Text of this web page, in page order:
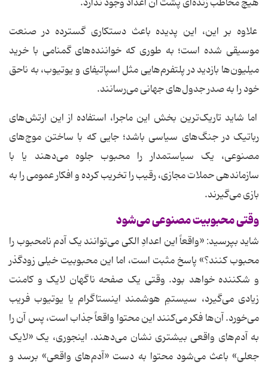
هیچ مخاطب زنده‌ای پشت آن اعداد وجود ندارد.
علاوه بر این، این پدیده باعث دستکاری گسترده در صنعت
موسیقی شده است؛ به طوری که خواننده‌های گمنامی با خرید
میلیون‌ها بازدید در پلتفرم‌هایی مثل اسپاتیفای و یوتیوب، به ناحق
خود را به صدر جدول‌های جهانی می‌رسانند.
اما شاید تاریک‌ترین بخش این ماجرا، استفاده از این ارتش‌های
رباتیک در جنگ‌های سیاسی باشد؛ جایی که با ساختن موج‌های
مصنوعی، یک سیاستمدار را محبوب جلوه می‌دهند یا با
سازماندهی حملات مجازی، رقیب را تخریب کرده و افکار عمومی را به
بازی می‌گیرند.
وقتی محبوبیت مصنوعی می‌شود
شاید بپرسید: «واقعاً این اعدادِ الکی می‌توانند یک آدم نامحبوب را
محبوب کنند؟» پاسخ مثبت است، اما این محبوبیت خیلی زودگذر
و شکننده خواهد بود. وقتی یک صفحه ناگهان لایک و کامنت
زیادی می‌گیرد، سیستمِ هوشمند اینستاگرام یا یوتیوب فریب
می‌خورد. آن‌ها فکر می‌کنند این محتوا واقعاً جذاب است، پس آن را
به آدم‌های واقعی بیشتری نشان می‌دهند. اینجوری، یک «لایک
جعلی» باعث می‌شود محتوا به دست «آدم‌های واقعی» برسد و